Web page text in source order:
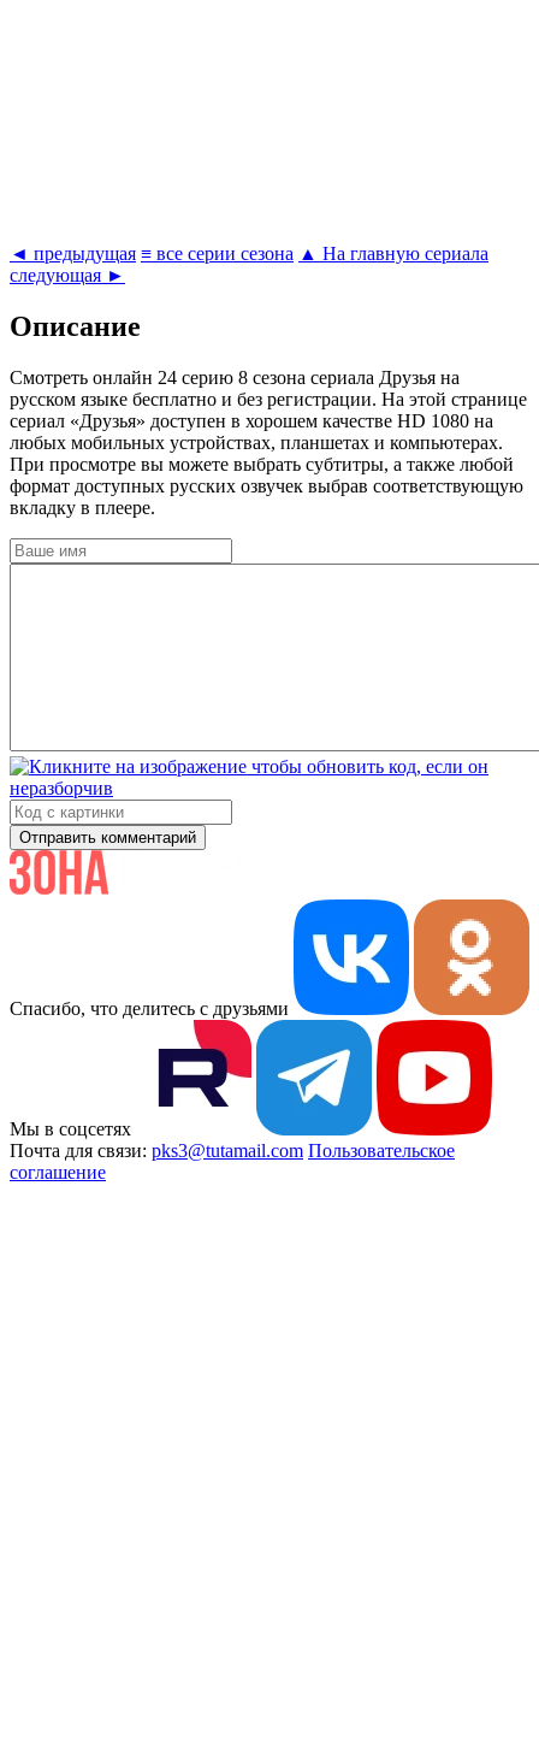
◄ предыдущая ≡ все серии сезона ▲ На главную сериала
следующая ►
Описание
Cмотреть онлайн 24 серию 8 сезона сериала Друзья на
русском языке бесплатно и без регистрации. На этой странице
сериал «Друзья» доступен в хорошем качестве HD 1080 на
любых мобильных устройствах, планшетах и компьютерах.
При просмотре вы можете выбрать субтитры, а также любой
формат доступных русских озвучек выбрав соответствующую
вкладку в плеере.
Отправить комментарий
Спасибо, что делитесь с друзьями
Мы в соцсетях
Почта для связи: pks3@tutamail.com Пользовательское
соглашение